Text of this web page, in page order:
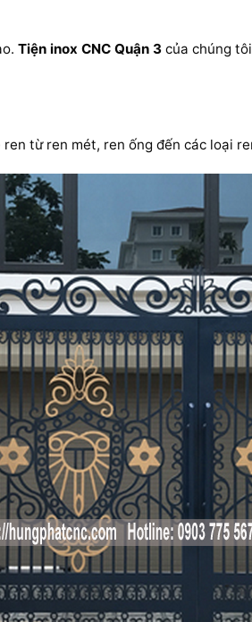
Tiện inox CNC Quận 3 của chúng
từ ren mét, ren ống đến các loại